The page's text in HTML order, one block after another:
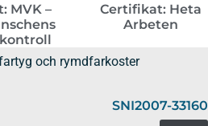
MVK –
Certifikat: Heta
Arbeten
och rymdfarkoster
SNI2007-33160